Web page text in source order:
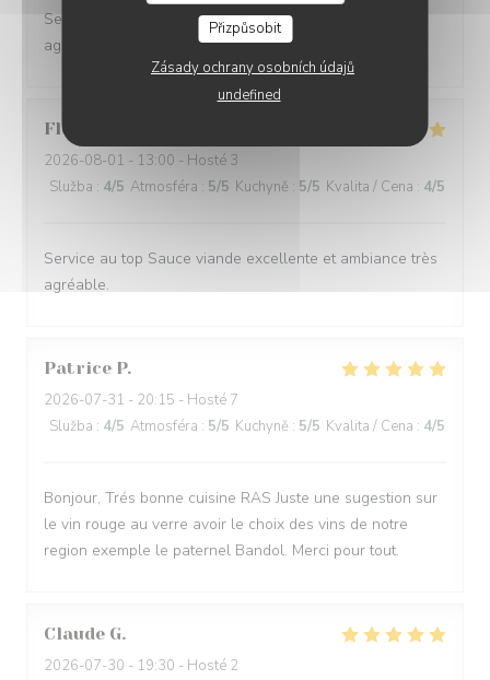
Přizpůsobit
Zásady ochrany osobních údajů
undefined
Service irréprochable Assiettes gourmandes Cadre
agréable
Flora
2026-08-01 - 13:00 - Hosté 3
Služba : 4/5 Atmosféra : 5/5 Kuchyně : 5/5 Kvalita / Cena : 4/5
Service au top Sauce viande excellente et ambiance très
agréable.
Patrice P
2026-07-31 - 20:15 - Hosté 7
Služba : 4/5 Atmosféra : 5/5 Kuchyně : 5/5 Kvalita / Cena : 4/5
Bonjour, Trés bonne cuisine RAS Juste une sugestion sur
le vin rouge au verre avoir le choix des vins de notre
region exemple le paternel Bandol. Merci pour tout.
Claude G
2026-07-30 - 19:30 - Hosté 2